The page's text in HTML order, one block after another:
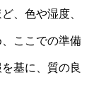
、色や湿度、
ここでの準備
基に、質の良